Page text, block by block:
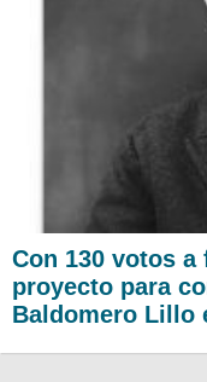
Con 130 votos a
proyecto para
Baldomero Lillo